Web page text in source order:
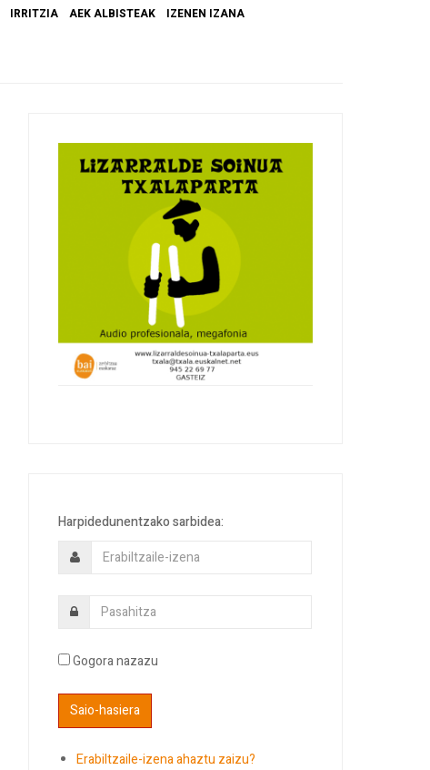
IRRITZIA AEK ALBISTEAK IZENEN IZANA
Harpidedunentzako sarbidea:
Gogora nazazu
Erabiltzaile-izena ahaztu zaizu?